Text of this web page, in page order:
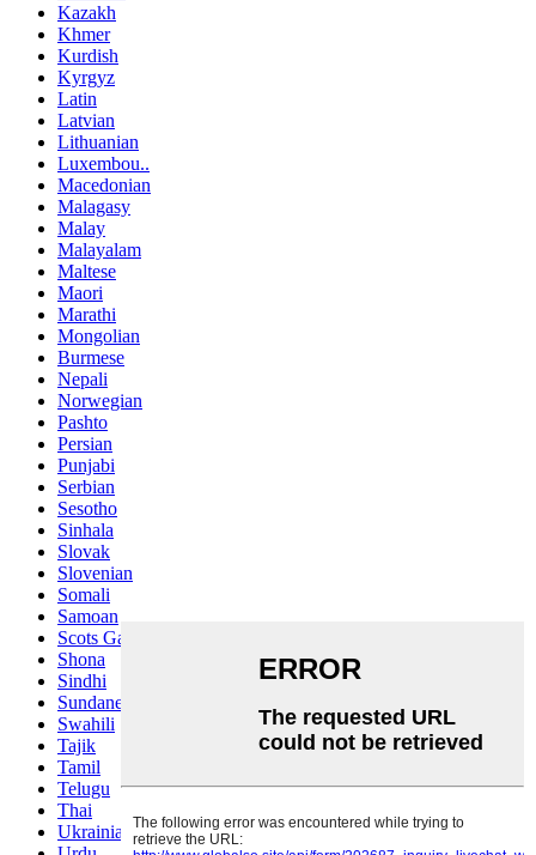
Kazakh
Khmer
Kurdish
Kyrgyz
Latin
Latvian
Lithuanian
Luxembou..
Macedonian
Malagasy
Malay
Malayalam
Maltese
Maori
Marathi
Mongolian
Burmese
Nepali
Norwegian
Pashto
Persian
Punjabi
Serbian
Sesotho
Sinhala
Slovak
Slovenian
Somali
Samoan
Scots Gaelic
Shona
Sindhi
Sundanese
Swahili
Tajik
Tamil
Telugu
Thai
Ukrainian